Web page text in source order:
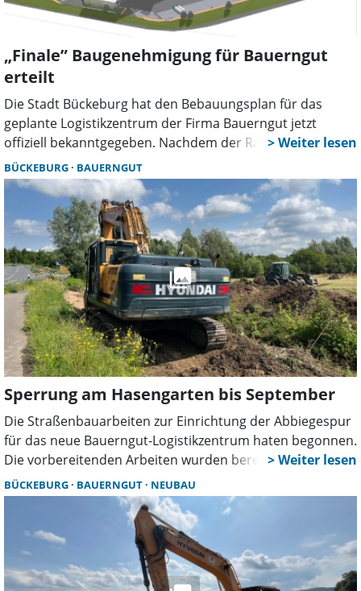
„Finale” Baugenehmigung für Bauerngut
erteilt
Die Stadt Bückeburg hat den Bebauungsplan für das
geplante Logistikzentrum der Firma Bauerngut jetzt
offiziell bekanntgegeben. Nachdem der Rat der Stadt
bereits im Mai 2024 die notwendigen Bauleitplanungen,
einschließlich der Änderung des Flächennutzungsplans,
verabschiedet hatte, wurden die Beschlüsse am 12.
September im Amtsblatt des Landkreises Schaumburg
veröffentlicht. Mit der Genehmigung durch den Landkreis
tritt der Bebauungsplan nun in Kraft.
BÜCKEBURG BAUERNGUT
Sperrung am Hasengarten bis September
Die Straßenbauarbeiten zur Einrichtung der Abbiegespur
für das neue Bauerngut-Logistikzentrum haten begonnen.
Die vorbereitenden Arbeiten wurden bereits im Juli
abgeschlossen, und nun wird der nächste Bauabschnitt in
Angriff genommen.
BÜCKEBURG BAUERNGUT NEUBAU